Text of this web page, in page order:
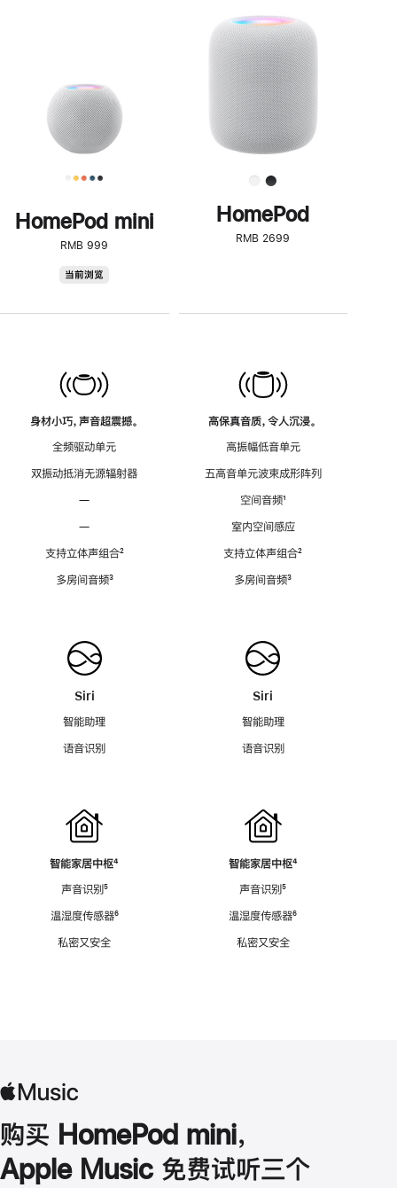
HomePod mini
RMB 999
当前浏览
身材小巧，声音超震撼。
全频驱动单元
双振动抵消无源辐射器
—
—
支持立体声组合脚
²
多房间音频脚
³
Siri
智能助理
语音识别
智能家居中枢脚
⁴
声音识别脚
⁵
温湿度传感器脚
⁶
私密又安全
步
了
解
HomePod<
HomePod
RMB 2699
高保真音质，令人沉浸。
高振幅低音单元
五高音单元波束成形阵列
空间音频脚
¹
室内空间感应
支持立体声组合脚
²
多房间音频脚
³
Siri
智能助理
语音识别
智能家居中枢脚
⁴
声音识别脚
⁵
温湿度传感器脚
⁶
私密又安全
购买 HomePod mini，
Apple Music 免费试听三个